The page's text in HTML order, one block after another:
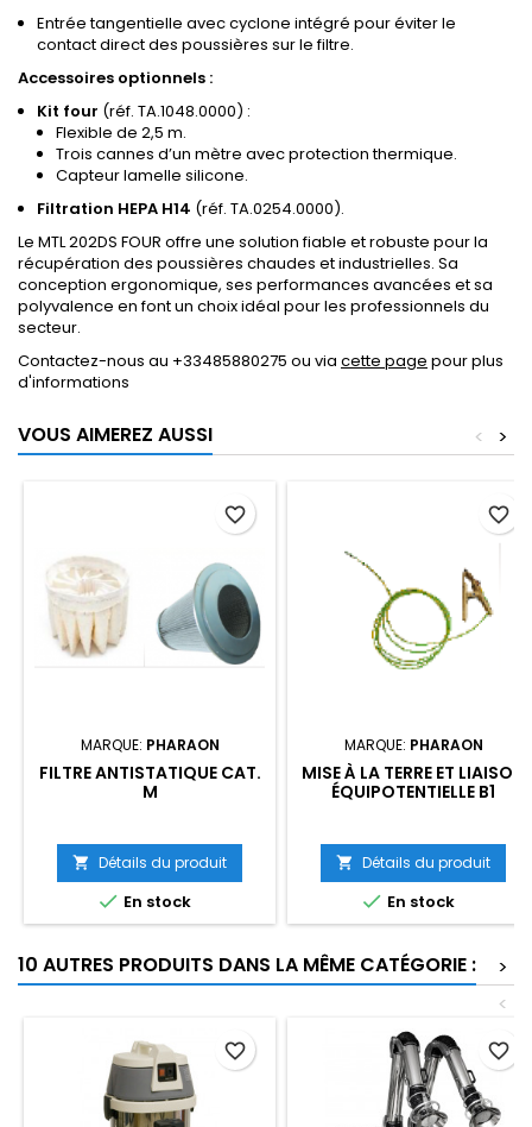
Entrée tangentielle avec cyclone intégré pour éviter le
contact direct des poussières sur le filtre.
Accessoires optionnels :
Kit four (réf. TA.1048.0000) :
Flexible de 2,5 m.
Trois cannes d’un mètre avec protection thermique.
Capteur lamelle silicone.
Filtration HEPA H14 (réf. TA.0254.0000).
Le MTL 202DS FOUR offre une solution fiable et robuste pour la
récupération des poussières chaudes et industrielles. Sa
conception ergonomique, ses performances avancées et sa
polyvalence en font un choix idéal pour les professionnels du
secteur.
Contactez-nous au +33485880275 ou via cette page pour plus
d'informations
VOUS AIMEREZ AUSSI >
<
MARQUE: PHARAON
FILTRE ANTISTATIQUE CAT.
M
 Détails du produit
 En stock
favorite_border
MARQUE: PHARAON
MISE À LA TERRE ET LIAISON
ÉQUIPOTENTIELLE B1
 Détails du produit
 En stock
favorite_border
10 AUTRES PRODUITS DANS LA MÊME CATÉGORIE :
>
<
favorite_border favorite_border